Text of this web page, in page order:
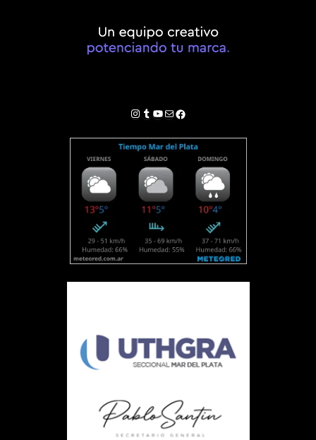
Instagram
Tumblr
YouTube
Correo electrónico
Facebook